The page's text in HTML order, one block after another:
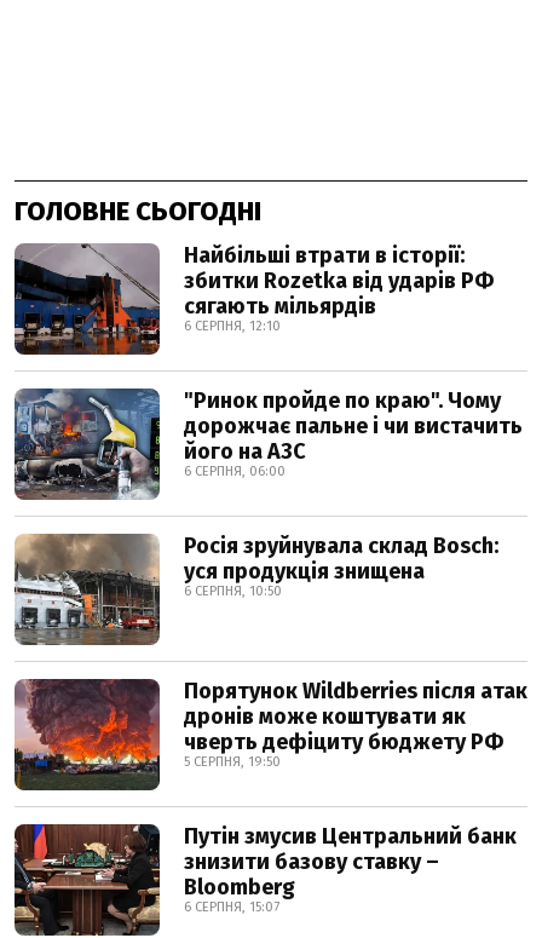
ГОЛОВНЕ СЬОГОДНІ
Найбільші втрати в історії:
збитки Rozetka від ударів РФ
сягають мільярдів
6 СЕРПНЯ, 12:10
"Ринок пройде по краю". Чому
дорожчає пальне і чи вистачить
його на АЗС
6 СЕРПНЯ, 06:00
Росія зруйнувала склад Bosch:
уся продукція знищена
6 СЕРПНЯ, 10:50
Порятунок Wildberries після атак
дронів може коштувати як
чверть дефіциту бюджету РФ
5 СЕРПНЯ, 19:50
Путін змусив Центральний банк
знизити базову ставку –
Bloomberg
6 СЕРПНЯ, 15:07